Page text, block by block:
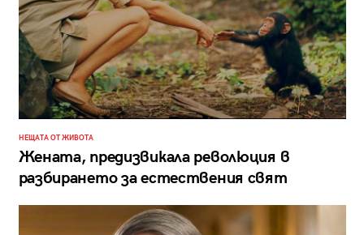
НЕЩАТА ОТ ЖИВОТА
Жената, предизвикала революция в
разбирането за естествения свят